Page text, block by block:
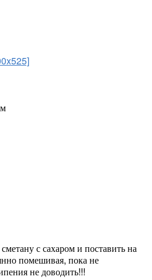
с сахаром и поставить на
помешивая, пока не
не доводить!!!